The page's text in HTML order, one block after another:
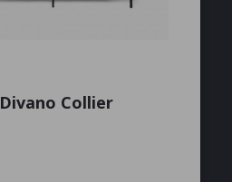
Divano Collier